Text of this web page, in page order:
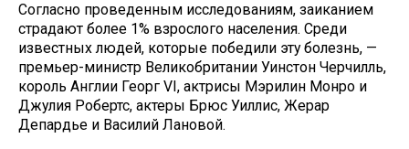
Согласно проведенным исследованиям, заиканием
страдают более 1% взрослого населения. Среди
известных людей, которые победили эту болезнь, —
премьер-министр Великобритании Уинстон Черчилль,
король Англии Георг VI, актрисы Мэрилин Монро и
Джулия Робертс, актеры Брюс Уиллис, Жерар
Депардье и Василий Лановой.